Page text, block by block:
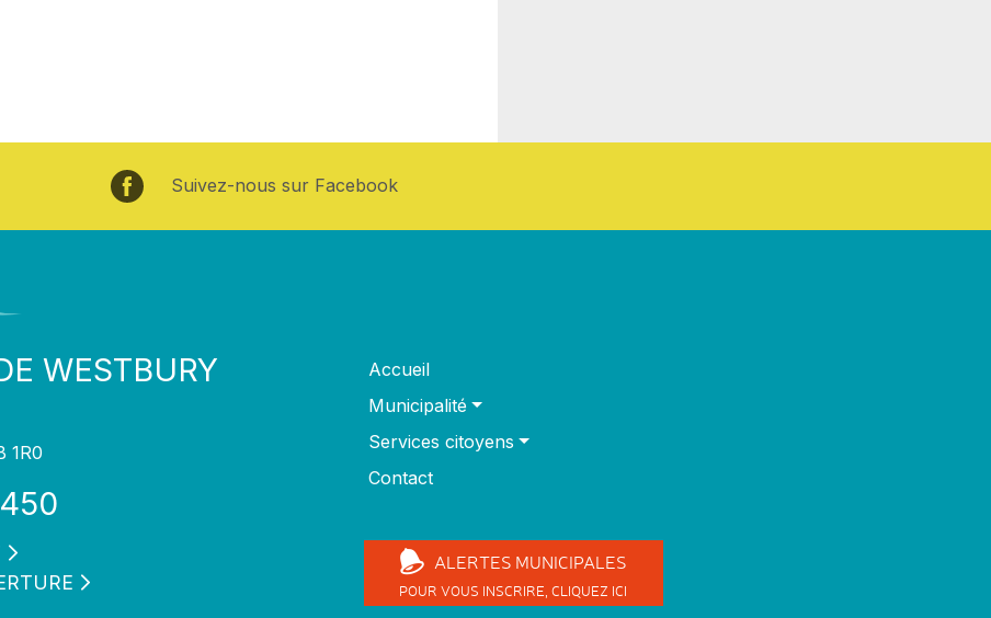
Suivez-nous sur Facebook
WESTBURY
1R0
Accueil
Municipalité
Services citoyens
Contact
ALERTES MUNICIPALES
POUR VOUS INSCRIRE,CLIQUEZ ICI